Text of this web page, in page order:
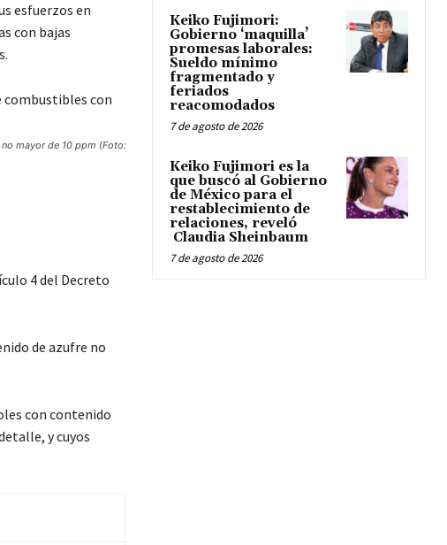
esfuerzos en
con bajas
mayor de 10 ppm (Foto:
4 del Decreto
de azufre no
con contenido
y cuyos
Keiko Fujimori:
Gobierno ‘maquilla’
promesas laborales:
Sueldo mínimo
fragmentado y
feriados
reacomodados
7 de agosto de 2026
Keiko Fujimori es la
que buscó al Gobierno
de México para el
restablecimiento de
relaciones, reveló
Claudia Sheinbaum
7 de agosto de 2026